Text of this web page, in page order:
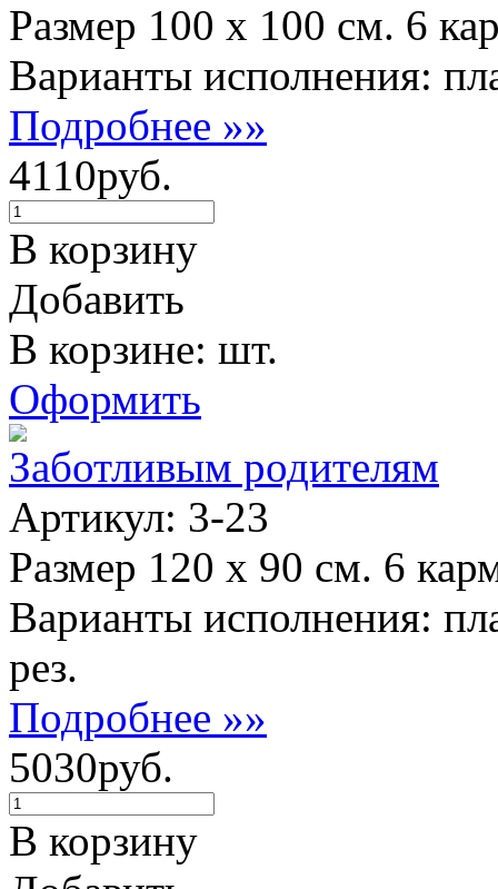
Размер 100 х 100 см. 6
Варианты исполнения:
Подробнее »»
4110руб.
В корзину
Добавить
В корзине: шт.
Оформить
Заботливым родителям
Артикул: 3-23
Размер 120 х 90 см. 6
Варианты исполнения:
рез.
Подробнее »»
5030руб.
В корзину